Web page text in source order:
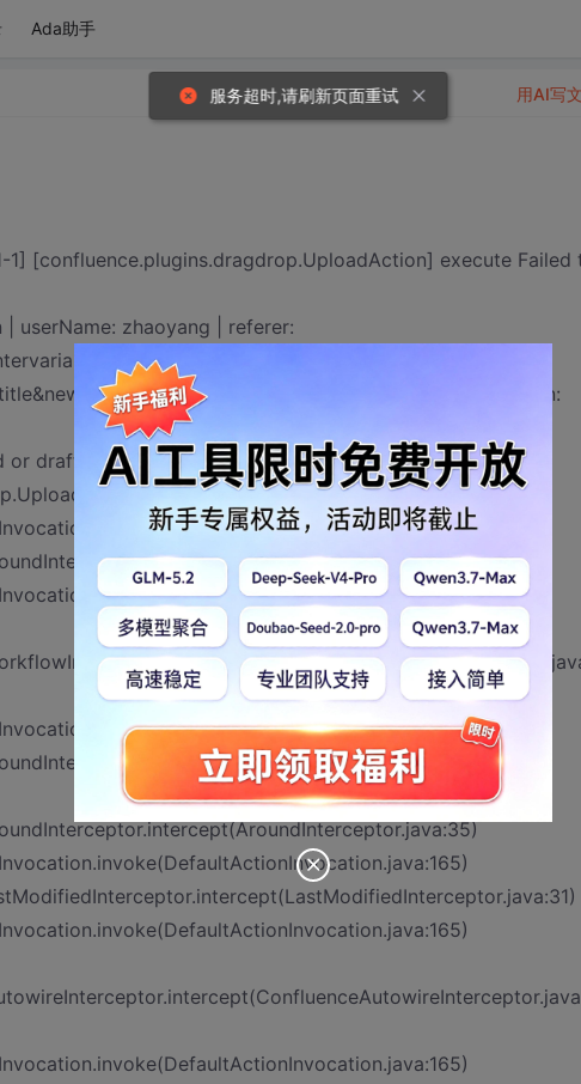
Ada助手
1] [confluence.plugins.dragdrop.UploadAction] execute Failed
userName: zhaoyang | referer:
| action:
or draftType specified for this action.
用AI写
服务超时,请刷新页面重试